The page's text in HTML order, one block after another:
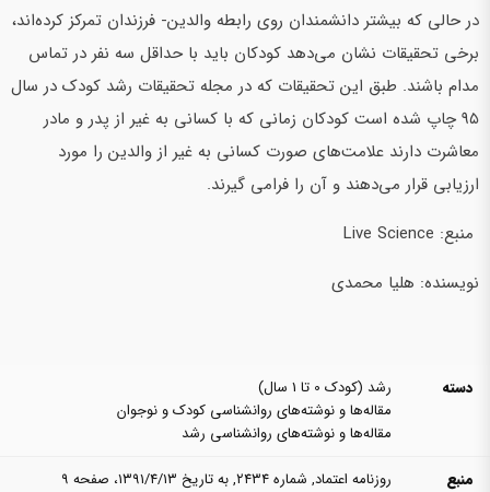
در حالی که بیشتر دانشمندان روی رابطه والدین- فرزندان تمرکز کرده‌اند،
برخی تحقیقات نشان می‌دهد کودکان باید با حداقل سه نفر در تماس
مدام باشند. طبق این تحقیقات که در مجله تحقیقات رشد کودک در سال
۹۵ چاپ شده است کودکان زمانی که با کسانی به غیر از پدر و مادر
معاشرت دارند علامت‌های صورت کسانی به غیر از والدین را مورد
ارزیابی قرار می‌دهند و آن را فرامی گیرند.
منبع: Live Science
نویسنده: هلیا محمدی
دسته
رشد (کودک 0 تا 1 سال)
مقاله‌ها و نوشته‌های روانشناسی کودک و نوجوان
مقاله‌ها و نوشته‌های روانشناسی رشد
منبع
روزنامه اعتماد, شماره ۲۴۳۴, به تاریخ ۱۳۹۱/۴/۱۳، صفحه ۹